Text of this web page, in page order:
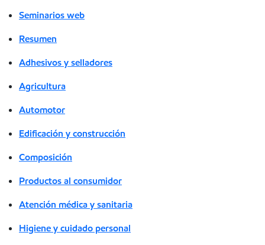
Seminarios web
Resumen
Adhesivos y selladores
Agricultura
Automotor
Edificación y construcción
Composición
Productos al consumidor
Atención médica y sanitaria
Higiene y cuidado personal